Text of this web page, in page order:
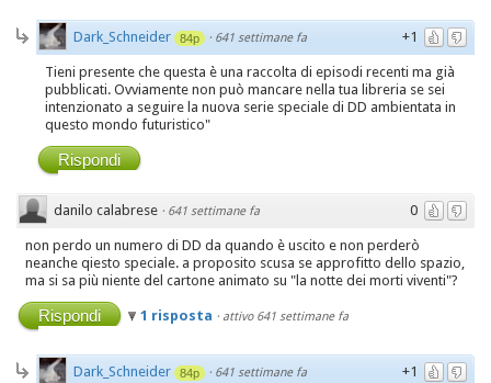
+1
Dark_Schneider 84p · 641 settimane fa
Tieni presente che questa è una raccolta di episodi recenti ma già
pubblicati. Ovviamente non può mancare nella tua libreria se sei
intenzionato a seguire la nuova serie speciale di DD ambientata in
questo mondo futuristico"
Rispondi
0
danilo calabrese · 641 settimane fa
non perdo un numero di DD da quando è uscito e non perderò
neanche qiesto speciale. a proposito scusa se approfitto dello spazio,
ma si sa più niente del cartone animato su "la notte dei morti viventi"?
Rispondi 1 risposta · attivo 641 settimane fa
+1
Dark_Schneider 84p · 641 settimane fa